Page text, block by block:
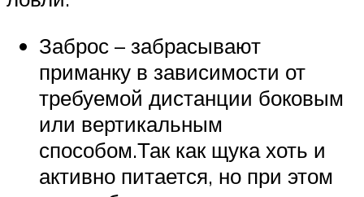
Заброс – забрасывают
приманку в зависимости от
требуемой дистанции боковым
или вертикальным
способом.Так как щука хоть и
активно питается, но при этом